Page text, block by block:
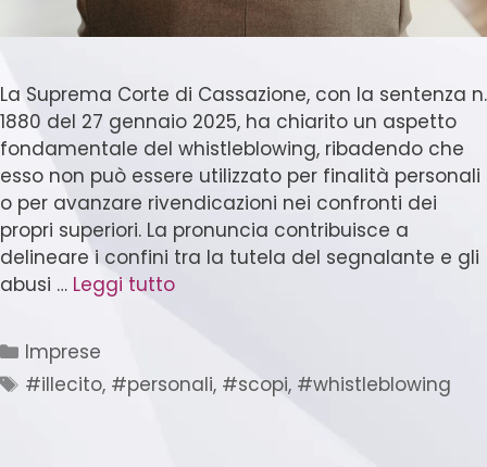
La Suprema Corte di Cassazione, con la sentenza n.
1880 del 27 gennaio 2025, ha chiarito un aspetto
fondamentale del whistleblowing, ribadendo che
esso non può essere utilizzato per finalità personali
o per avanzare rivendicazioni nei confronti dei
propri superiori. La pronuncia contribuisce a
delineare i confini tra la tutela del segnalante e gli
abusi … Leggi tutto
Imprese
#illecito, #personali, #scopi, #whistleblowing